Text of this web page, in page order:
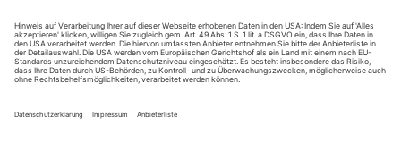
Mainz: Die Rache des Opfers
nach John Michael McDonagh «Am Sonntag bist du tot»
Wie kann ein monströses Verbrechen gesühnt werden? Und
sein Opfer befriedet? Der Film «Am Sonntag bist du tot» von
John Michael McDonagh findet überraschende Antworten auf